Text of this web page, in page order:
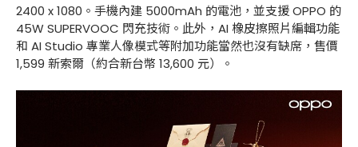
2400 x 1080。手機內建 5000mAh 的電池，並支援 OPPO 的
45W SUPERVOOC 閃充技術。此外，AI 橡皮擦照片編輯功能
和 AI Studio 專業人像模式等附加功能當然也沒有缺席，售價
1,599 新索爾（約合新台幣 13,600 元）。